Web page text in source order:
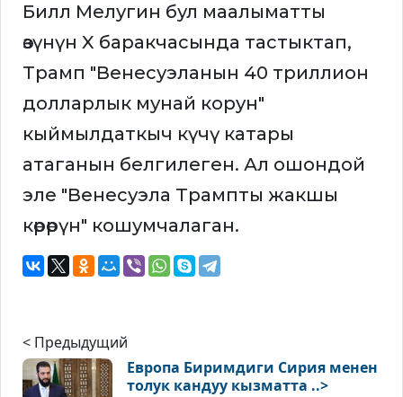
Билл Мелугин бул маалыматты
өзүнүн X баракчасында тастыктап,
Трамп "Венесуэланын 40 триллион
долларлык мунай корун"
кыймылдаткыч күчү катары
атаганын белгилеген. Ал ошондой
эле "Венесуэла Трампты жакшы
көрөрүн" кошумчалаган.
< Предыдущий
Европа Биримдиги Сирия менен
толук кандуу кызматта ..>